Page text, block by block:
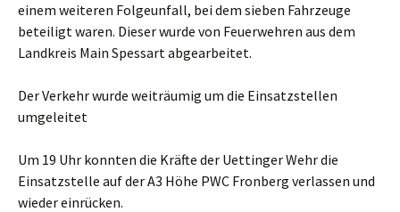
einem weiteren Folgeunfall, bei dem sieben Fahrzeuge
beteiligt waren. Dieser wurde von Feuerwehren aus dem
Landkreis Main Spessart abgearbeitet.
Der Verkehr wurde weiträumig um die Einsatzstellen
umgeleitet
Um 19 Uhr konnten die Kräfte der Uettinger Wehr die
Einsatzstelle auf der A3 Höhe PWC Fronberg verlassen und
wieder einrücken.